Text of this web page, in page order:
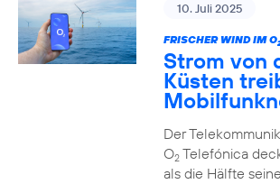
10. Juli 2025
FRISCHER WIND IM O
Strom von
Küsten
Der
O2Telefónica
als die Hälfte